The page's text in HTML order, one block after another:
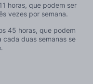
horas, que podem ser
vezes por semana.
45 horas, que podem
cada duas semanas se